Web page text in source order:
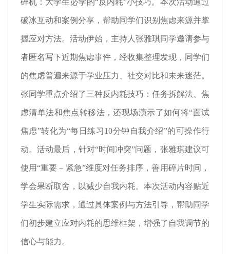
碎机：大学生必学的“反内耗”小技巧。本次活动通过
破冰互动和案例分享，帮助同学们识别焦虑来源并掌
握应对方法。活动伊始，主持人张雅琪同学邀请参与
者匿名写下近期焦虑事件，经收集整理发现，同学们
的焦虑普遍来源于学业压力、社交对比和未来迷茫。
张同学重点介绍了三种反内耗技巧：任务拆解法、焦
虑清单法和焦点转移法，还现场演示了如何将“面试
焦虑”转化为“每日练习10分钟自我介绍”的可操作行
动。活动最后，针对“时间冲突”问题，张雅琪建议可
使用“重要－紧急”维度对任务排序，善用碎片时间，
学会果断取舍，以减少自我内耗。本次活动内容贴近
学生实际需求，通过具体案例与方法引导，帮助同学
们初步建立应对内耗的思维框架，增强了自我调节的
信心与能力。